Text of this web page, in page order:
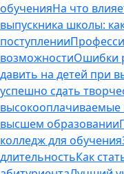
обученияНа что
выпускника школы:
поступлении
возможностиОшибки
давить на детей при
успешно сдать
высшем образовании
колледж для обучения
длительностьКак